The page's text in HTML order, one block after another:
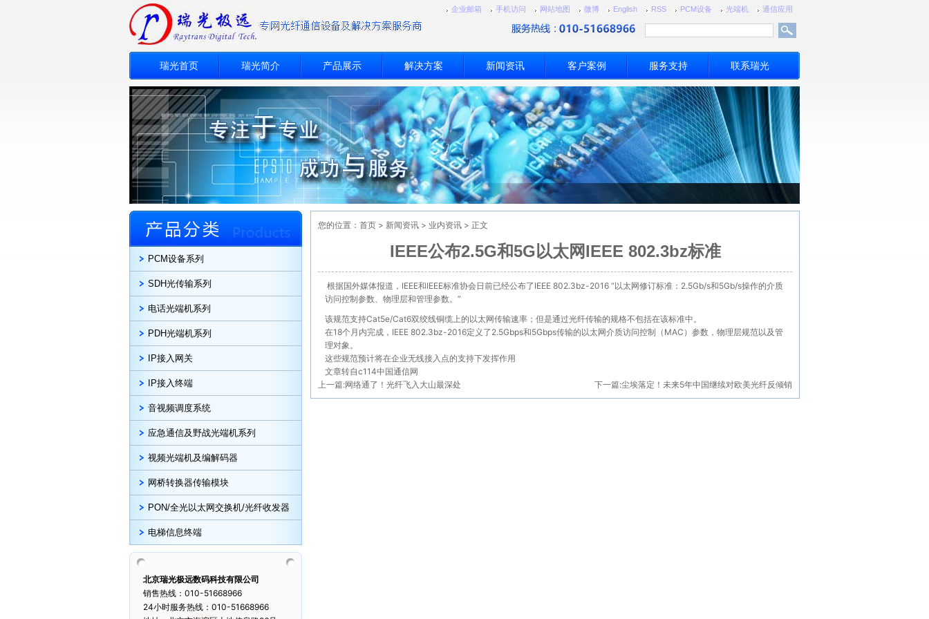
企业邮箱 手机访问 网站地图 微博 English RSS PCM设备 光端机 通信应用
瑞光首页 瑞光简介 产品展示 解决方案 新闻资讯 客户案例 服务支持 联系瑞光
PCM设备系列
SDH光传输系列
电话光端机系列
PDH光端机系列
IP接入网关
IP接入终端
音视频调度系统
应急通信及野战光端机系列
视频光端机及编解码器
网桥转换器传输模块
PON/全光以太网交换机/光纤收发器
电梯信息终端
北京瑞光极远数码科技有限公司
销售热线：010-51668966
24小时服务热线：010-51668966
您的位置： 首页 > 新闻资讯 > 业内资讯 > 正文
IEEE公布2.5G和5G以太网IEEE 802.3bz标准
根据国外媒体报道，IEEE和IEEE标准协会日前已经公布了IEEE 802.3bz-2016 “以太网修订标准：2.5Gb/s和5Gb/s操作的介质
访问控制参数、 物理层和管理参数。”
该规范支持Cat5e/Cat6双绞线铜缆上的以太网传输速率 ；但是通过光纤传输的规格不包括在该标准中。
在18个月内完成，IEEE 802.3bz-2016定义了2.5Gbps和5Gbps传输的以太网介质访问控制（MAC）参数，物理层规范以及管
理对象。
这些规范预计将在企业无线接入点的支持下发挥作用
文章转自c114中国通信网
上一篇:网络通了！光纤飞入大山最深处 下一篇:尘埃落定！未来5年中国继续对欧美光纤反倾销